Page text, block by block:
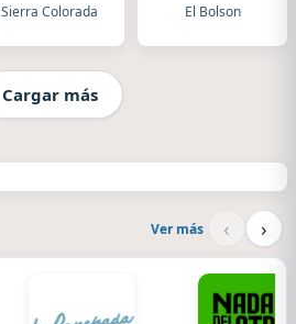
Sierra Colorada El Bolson
Cargar más
Ver más ‹ ›